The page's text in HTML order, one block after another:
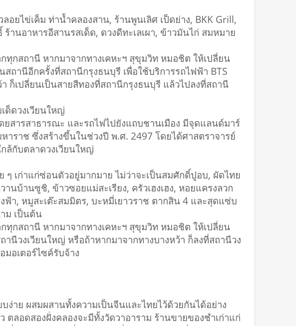
ข่เค็ม ท่าน้ำคลองสาน, ร้านพูนเลิศ เป็ดย่าง, BKK Grill,
านอาหารอีสานรสเด็ด, ดวงดีทะเลเผา, ข้าวมันไก่ สมหมาย
ทุกสถานี หากมาจากทางเคหะฯ สุขุมวิท หมอชิต ให้เปลี่ยน
ถานีอีกครั้งที่สถานีกรุงธนบุรี เพื่อใช้บริการรถไฟฟ้า BTS
ก็เปลี่ยนเป็นสายสีทองที่สถานีกรุงธนบุรี แล้วไปลงที่สถานี
ด็ดวงเวียนใหญ่
รสาธารณะ และรถไฟไปยังแถบชานเมือง มีจุดแลนด์มาร์
ราช ซึ่งสร้างขึ้นในช่วงปี พ.ศ. 2497 โดยได้ศาสตราจารย์
ล้กับตลาดวงเวียนใหญ่
ก่าแก่ซ่อนตัวอยู่มากมาย ไม่ว่าจะเป็นสมศักดิ์ปูอบ, ผัดไทย
นบ้านซูชิ, ข้าวซอยแม่สะเรียง, ครัวเฮงเฮง, หอยแครงลวก
ฟ้า, หมูสะเต๊ะสมมิตร, บะหมี่เยาวราช ตากสิน 4 และสุดแซ่บ
ม เป็นต้น
ทุกสถานี หากมาจากทางเคหะฯ สุขุมวิท หมอชิต ให้เปลี่ยน
นีวงเวียนใหญ่ หรือถ้าหากมาจากทางบางหว้า ก็ลงที่สถานีวง
มอเตอร์ไซค์รับจ้าง
ย ผสมผสานทั้งความเป็นจีนและไทยไว้ด้วยกันได้อย่าง
ลอดสองฝั่งคลองจะมีทั้งวัดวาอาราม ร้านขายของชำเก่าแก่